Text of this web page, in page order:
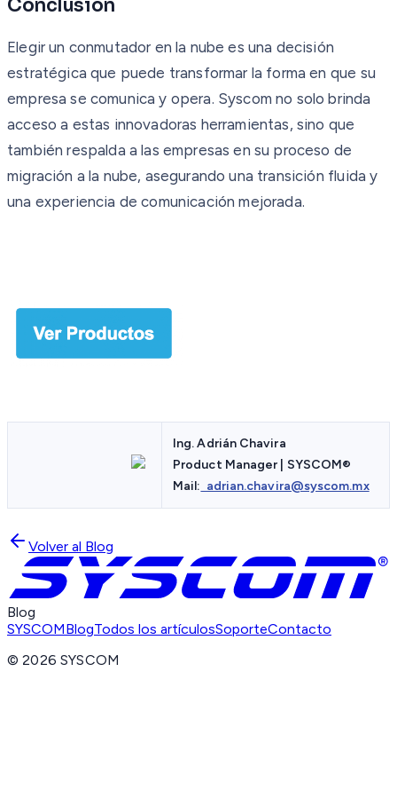
Conclusión
Elegir un conmutador en la nube es una decisión
estratégica que puede transformar la forma en que su
empresa se comunica y opera. Syscom no solo brinda
acceso a estas innovadoras herramientas, sino que
también respalda a las empresas en su proceso de
migración a la nube, asegurando una transición fluida y
una experiencia de comunicación mejorada.
Ing. Adrián Chavira
Product Manager | SYSCOM®
Mail: adrian.chavira@syscom.mx
Volver al Blog
Blog
SYSCOMBlogTodos los artículosSoporteContacto
©2026 SYSCOM